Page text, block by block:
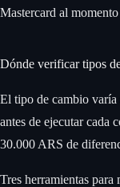
Mastercard al
Dónde verificar tipos
El tipo de cambio varía
antes de ejecutar cada
30.000 ARS de
Tres herramientas para